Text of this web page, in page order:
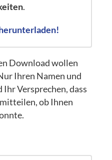
.
Download wollen
Ihren Namen und
Versprechen, dass
ob Ihnen